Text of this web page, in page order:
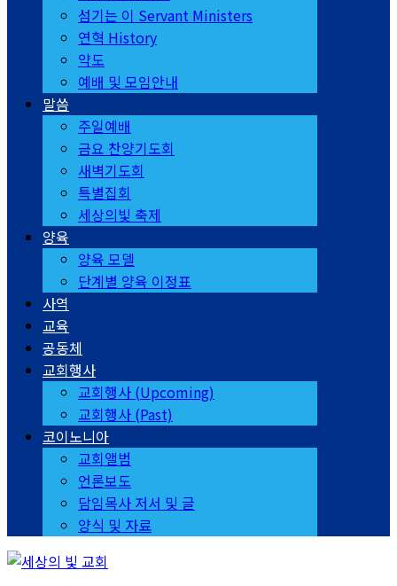
섬기는 이 Servant Ministers
연혁 History
약도
예배 및 모임안내
말씀
주일예배
금요 찬양기도회
새벽기도회
특별집회
세상의빛 축제
양육
양육 모델
단계별 양육 이정표
사역
교육
공동체
교회행사
교회행사 (Upcoming)
교회행사 (Past)
코이노니아
교회앨범
언론보도
담임목사 저서 및 글
양식 및 자료